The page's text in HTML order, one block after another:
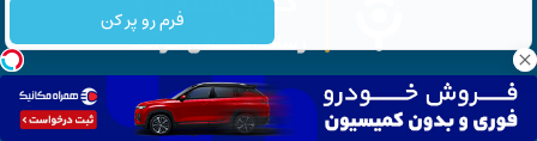
فرم رو پر کن